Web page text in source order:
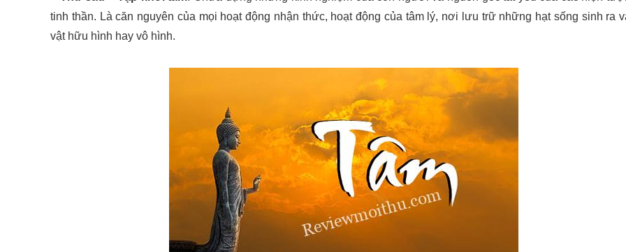
tinh thần. Là căn nguyên của mọi hoạt động nhận thức, hoạt động của tâm lý, nơi lưu trữ những hạt sống sinh ra
vật hữu hình hay vô hình.